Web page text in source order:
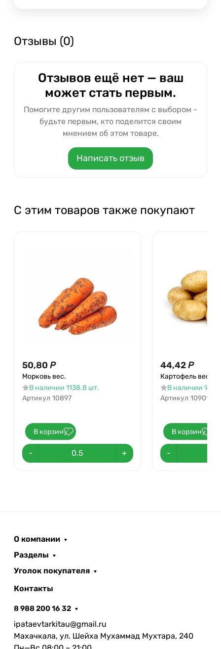
Отзывы (0)
Отзывов ещё нет — ваш
может стать первым.
Помогите другим пользователям с выбором -
будьте первым, кто поделится своим
мнением об этом товаре.
Написать отзыв
С этим товаров также покупают
50,80 Р
Морковь вес.
В наличии 1138.8 шт.
Артикул 10897
В корзину
- +
44,42Р
Картофель вес
В наличии
Артикул 10901
В корзину
-
О компании
Разделы
Уголок покупателя
Контакты
8 988 200 16 32
ipataevtarkitau@gmail.ru
Махачкала, ул. Шейха Мухаммад Мухтара, 240